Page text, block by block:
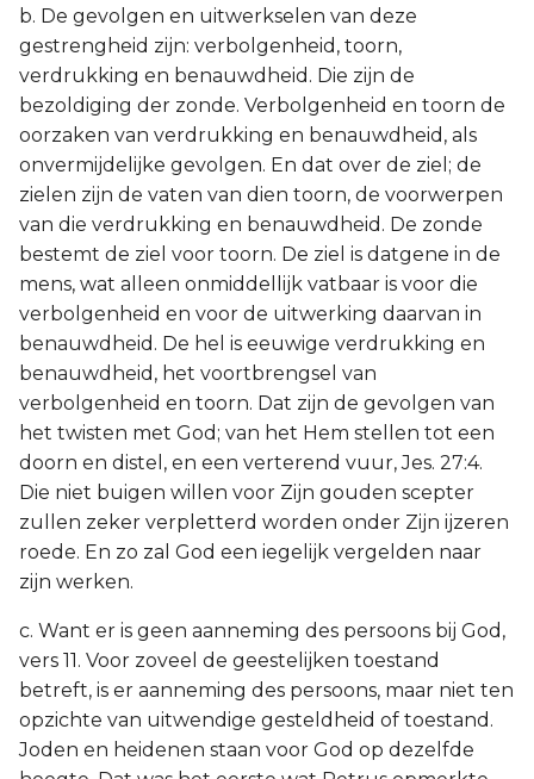
b. De gevolgen en uitwerkselen van deze
gestrengheid zijn: verbolgenheid, toorn,
verdrukking en benauwdheid. Die zijn de
bezoldiging der zonde. Verbolgenheid en toorn de
oorzaken van verdrukking en benauwdheid, als
onvermijdelijke gevolgen. En dat over de ziel; de
zielen zijn de vaten van dien toorn, de voorwerpen
van die verdrukking en benauwdheid. De zonde
bestemt de ziel voor toorn. De ziel is datgene in de
mens, wat alleen onmiddellijk vatbaar is voor die
verbolgenheid en voor de uitwerking daarvan in
benauwdheid. De hel is eeuwige verdrukking en
benauwdheid, het voortbrengsel van
verbolgenheid en toorn. Dat zijn de gevolgen van
het twisten met God; van het Hem stellen tot een
doorn en distel, en een verterend vuur, Jes. 27:4.
Die niet buigen willen voor Zijn gouden scepter
zullen zeker verpletterd worden onder Zijn ijzeren
roede. En zo zal God een iegelijk vergelden naar
zijn werken.
c. Want er is geen aanneming des persoons bij God,
vers 11. Voor zoveel de geestelijken toestand
betreft, is er aanneming des persoons, maar niet ten
opzichte van uitwendige gesteldheid of toestand.
Joden en heidenen staan voor God op dezelfde